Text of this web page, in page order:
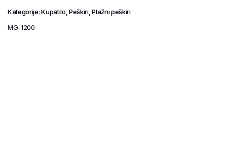
Kategorije:Kupatilo Peškiri,Plažni peškiri
MG-1200